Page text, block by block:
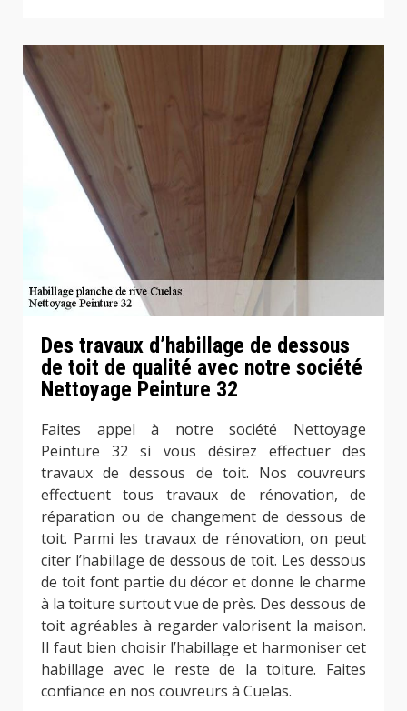
Des travaux d’habillage de dessous
de toit de qualité avec notre société
Nettoyage Peinture 32
Faites appel à notre société Nettoyage
Peinture 32 si vous désirez effectuer des
travaux de dessous de toit. Nos couvreurs
effectuent tous travaux de rénovation, de
réparation ou de changement de dessous de
toit. Parmi les travaux de rénovation, on peut
citer l’habillage de dessous de toit. Les dessous
de toit font partie du décor et donne le charme
à la toiture surtout vue de près. Des dessous de
toit agréables à regarder valorisent la maison.
Il faut bien choisir l’habillage et harmoniser cet
habillage avec le reste de la toiture. Faites
confiance en nos couvreurs à Cuelas.